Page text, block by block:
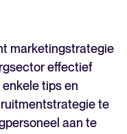
marketingstrategie
effectief
tips en
te
aan te